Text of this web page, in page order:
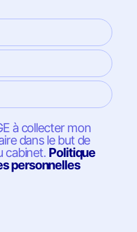
à collecter mon
dans le but de
cabinet. Politique
personnelles